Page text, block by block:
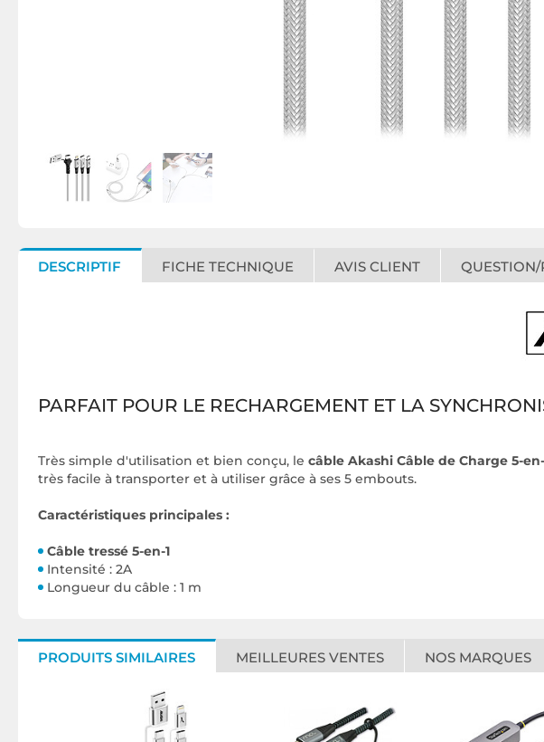
DESCRIPTIF FICHE TECHNIQUE AVIS CLIENT QUESTION/
PARFAIT POUR LE RECHARGEMENT ET LA
Très simple d'utilisation et bien conçu, le câble Akashi Câble de Charge 5-en-
très facile à transporter et à utiliser grâce à ses 5 embouts.
Caractéristiques principales :
Câble tressé 5-en-1
Intensité : 2A
Longueur du câble : 1 m
PRODUITS SIMILAIRES MEILLEURES VENTES NOS MARQUES